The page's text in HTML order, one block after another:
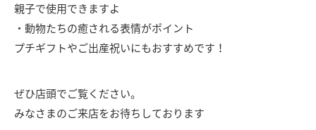
親子で使用できますよ
・動物たちの癒される表情がポイント
プチギフトやご出産祝いにもおすすめです！
ぜひ店頭でご覧ください。
みなさまのご来店をお待ちしております